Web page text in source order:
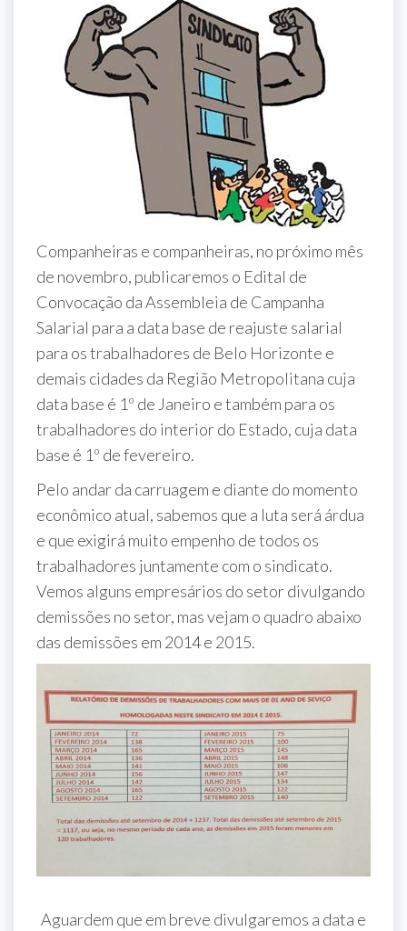
Companheiras e companheiras, no próximo mês
de novembro, publicaremos o Edital de
Convocação da Assembleia de Campanha
Salarial para a data base de reajuste salarial
para os trabalhadores de Belo Horizonte e
demais cidades da Região Metropolitana cuja
data base é 1º de Janeiro e também para os
trabalhadores do interior do Estado, cuja data
base é 1º de fevereiro.
Pelo andar da carruagem e diante do momento
econômico atual, sabemos que a luta será árdua
e que exigirá muito empenho de todos os
trabalhadores juntamente com o sindicato.
Vemos alguns empresários do setor divulgando
demissões no setor, mas vejam o quadro abaixo
das demissões em 2014 e 2015.
Aguardem que em breve divulgaremos a data e